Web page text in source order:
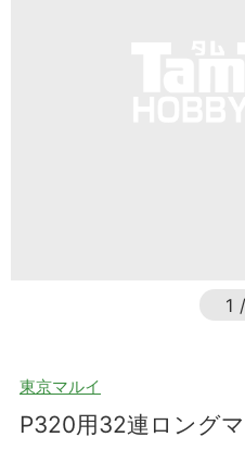
1 /
東京マルイ
P320用32連ロング